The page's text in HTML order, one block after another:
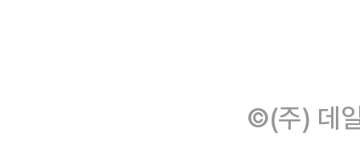
©(주) 데